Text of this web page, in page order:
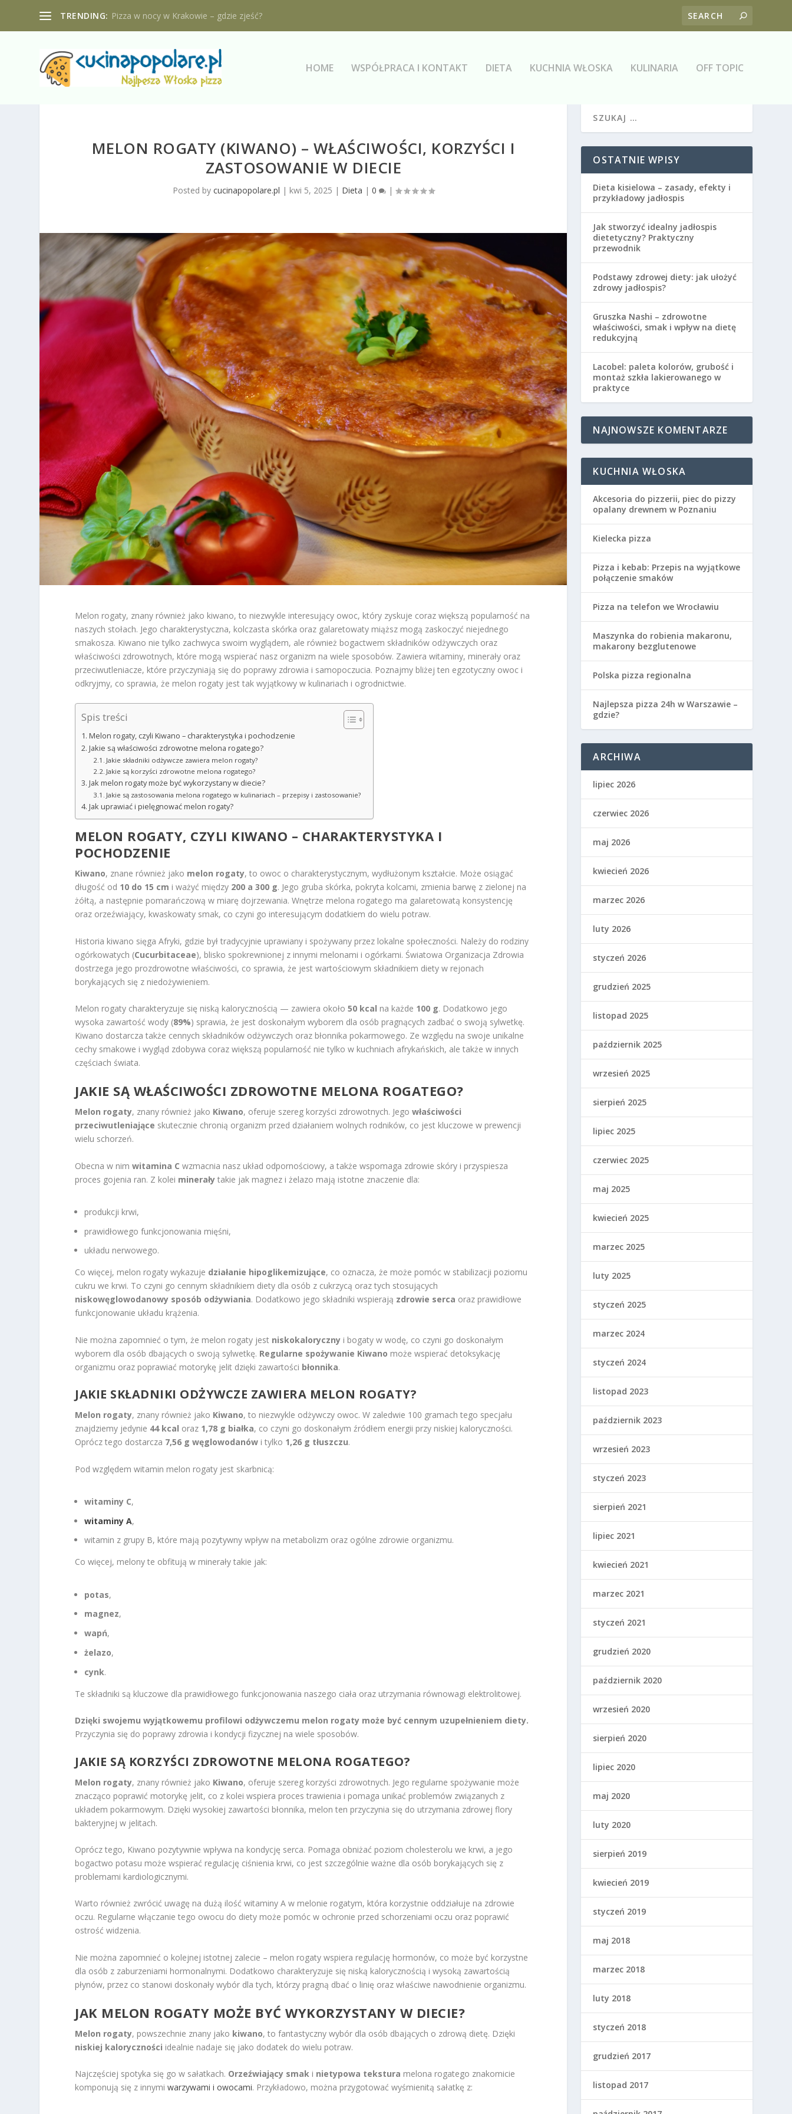
TRENDING: Pizza w nocy w Krakowie – gdzie zjeść?
HOME WSPÓŁPRACA I KONTAKT DIETA KUCHNIA WŁOSKA KULINARIA OFF TOPIC
MELON ROGATY (KIWANO) – WŁAŚCIWOŚCI, KORZYŚCI I
ZASTOSOWANIE W DIECIE
Posted by cucinapopolare.pl | kwi 5, 2025 | Dieta | 0 |
Melon rogaty, znany również jako kiwano, to niezwykle interesujący owoc, który zyskuje coraz większą popularność na
naszych stołach. Jego charakterystyczna, kolczasta skórka oraz galaretowaty miąższ mogą zaskoczyć niejednego
smakosza. Kiwano nie tylko zachwyca swoim wyglądem, ale również bogactwem składników odżywczych oraz
właściwości zdrowotnych, które mogą wspierać nasz organizm na wiele sposobów. Zawiera witaminy, minerały oraz
przeciwutleniacze, które przyczyniają się do poprawy zdrowia i samopoczucia. Poznajmy bliżej ten egzotyczny owoc i
odkryjmy, co sprawia, że melon rogaty jest tak wyjątkowy w kulinariach i ogrodnictwie.
Spis treści
Melon rogaty, czyli Kiwano – charakterystyka i pochodzenie
Jakie są właściwości zdrowotne melona rogatego?
Jakie składniki odżywcze zawiera melon rogaty?
Jakie są korzyści zdrowotne melona rogatego?
Jak melon rogaty może być wykorzystany w diecie?
Jakie są zastosowania melona rogatego w kulinariach – przepisy i zastosowanie?
Jak uprawiać i pielęgnować melon rogaty?
MELON ROGATY, CZYLI KIWANO – CHARAKTERYSTYKA I
POCHODZENIE
Kiwano, znane również jako melon rogaty, to owoc o charakterystycznym, wydłużonym kształcie. Może osiągać
długość od 10 do 15 cm i ważyć między 200 a 300 g. Jego gruba skórka, pokryta kolcami, zmienia barwę z zielonej na
żółtą, a następnie pomarańczową w miarę dojrzewania. Wnętrze melona rogatego ma galaretowatą konsystencję
oraz orzeźwiający, kwaskowaty smak, co czyni go interesującym dodatkiem do wielu potraw.
Historia kiwano sięga Afryki, gdzie był tradycyjnie uprawiany i spożywany przez lokalne społeczności. Należy do rodziny
ogórkowatych (Cucurbitaceae), blisko spokrewnionej z innymi melonami i ogórkami. Światowa Organizacja Zdrowia
dostrzega jego prozdrowotne właściwości, co sprawia, że jest wartościowym składnikiem diety w rejonach
borykających się z niedożywieniem.
Melon rogaty charakteryzuje się niską kalorycznością — zawiera około50 kcal na każde 100 g. Dodatkowo jego
wysoka zawartość wody (89%) sprawia, że jest doskonałym wyborem dla osób pragnących zadbać o swoją sylwetkę.
Kiwano dostarcza także cennych składników odżywczych oraz błonnika pokarmowego. Ze względu na swoje unikalne
cechy smakowe i wygląd zdobywa coraz większą popularność nie tylko w kuchniach afrykańskich, ale także w innych
częściach świata.
JAKIE SĄ WŁAŚCIWOŚCI ZDROWOTNE MELONA ROGATEGO?
Melon rogaty, znany również jako Kiwano, oferuje szereg korzyści zdrowotnych. Jegowłaściwości
przeciwutleniające skutecznie chronią organizm przed działaniem wolnych rodników, co jest kluczowe w prewencji
wielu schorzeń.
Obecna w nimwitamina C wzmacnia nasz układ odpornościowy, a także wspomaga zdrowie skóry i przyspiesza
proces gojenia ran. Z kolei minerały takie jak magnez i żelazo mają istotne znaczenie dla:
produkcji krwi,
prawidłowego funkcjonowania mięśni,
układu nerwowego.
Co więcej, melon rogaty wykazuje działanie hipoglikemizujące, co oznacza, że może pomóc w stabilizacji poziomu
cukru we krwi. To czyni go cennym składnikiem diety dla osób z cukrzycą oraz tych stosujących
niskowęglowodanowy sposób odżywiania. Dodatkowo jego składniki wspierają zdrowie serca oraz prawidłowe
funkcjonowanie układu krążenia.
Nie można zapomnieć o tym, że melon rogaty jest niskokaloryczny i bogaty w wodę, co czyni go doskonałym
wyborem dla osób dbających o swoją sylwetkę. Regularne spożywanie Kiwano może wspierać detoksykację
organizmu oraz poprawiać motorykę jelit dzięki zawartości błonnika.
JAKIE SKŁADNIKI ODŻYWCZE ZAWIERA MELON ROGATY?
Melon rogaty, znany również jako Kiwano, to niezwykle odżywczy owoc. W zaledwie 100 gramach tego specjału
znajdziemy jedynie 44 kcal oraz 1,78 g białka, co czyni go doskonałym źródłem energii przy niskiej kaloryczności.
Oprócz tego dostarcza 7,56 g węglowodanów i tylko 1,26 g tłuszczu.
Pod względem witamin melon rogaty jest skarbnicą:
witaminy C,
witaminy A,
witamin z grupy B, które mają pozytywny wpływ na metabolizm oraz ogólne zdrowie organizmu.
Co więcej, melony te obfitują w minerały takie jak:
potas,
magnez,
wapń,
żelazo,
cynk.
Te składniki są kluczowe dla prawidłowego funkcjonowania naszego ciała oraz utrzymania równowagi elektrolitowej.
Dzięki swojemu wyjątkowemu profilowi odżywczemu melon rogaty może być cennym uzupełnieniem diety.
Przyczynia się do poprawy zdrowia i kondycji fizycznej na wiele sposobów.
JAKIE SĄ KORZYŚCI ZDROWOTNE MELONA ROGATEGO?
Melon rogaty, znany również jako Kiwano, oferuje szereg korzyści zdrowotnych. Jego regularne spożywanie może
znacząco poprawić motorykę jelit, co z kolei wspiera proces trawienia i pomaga unikać problemów związanych z
układem pokarmowym. Dzięki wysokiej zawartości błonnika, melon ten przyczynia się do utrzymania zdrowej flory
bakteryjnej w jelitach.
Oprócz tego, Kiwano pozytywnie wpływa na kondycję serca. Pomaga obniżać poziom cholesterolu we krwi, a jego
bogactwo potasu może wspierać regulację ciśnienia krwi, co jest szczególnie ważne dla osób borykających się z
problemami kardiologicznymi.
Warto również zwrócić uwagę na dużą ilość witaminy A w melonie rogatym, która korzystnie oddziałuje na zdrowie
oczu. Regularne włączanie tego owocu do diety może pomóc w ochronie przed schorzeniami oczu oraz poprawić
ostrość widzenia.
Nie można zapomnieć o kolejnej istotnej zalecie – melon rogaty wspiera regulację hormonów, co może być korzystne
dla osób z zaburzeniami hormonalnymi. Dodatkowo charakteryzuje się niską kalorycznością i wysoką zawartością
płynów, przez co stanowi doskonały wybór dla tych, którzy pragną dbać o linię oraz właściwe nawodnienie organizmu.
JAK MELON ROGATY MOŻE BYĆ WYKORZYSTANY W DIECIE?
Melon rogaty, powszechnie znany jako kiwano, to fantastyczny wybór dla osób dbających o zdrową dietę. Dzięki
niskiej kaloryczności idealnie nadaje się jako dodatek do wielu potraw.
Najczęściej spotyka się go w sałatkach. Orzeźwiający smak i nietypowa tekstura melona rogatego znakomicie
komponują się z innymiwarzywami i owocami. Przykładowo, można przygotować wyśmienitą sałatkę z:
OSTATNIE WPISY
Dieta kisielowa – zasady, efekty i
przykładowy jadłospis
Jak stworzyć idealny jadłospis
dietetyczny? Praktyczny
przewodnik
Podstawy zdrowej diety: jak ułożyć
zdrowy jadłospis?
Gruszka Nashi – zdrowotne
właściwości, smak i wpływ na dietę
redukcyjną
Lacobel: paleta kolorów, grubość i
montaż szkła lakierowanego w
praktyce
NAJNOWSZE KOMENTARZE
KUCHNIA WŁOSKA
Akcesoria do pizzerii, piec do pizzy
opalany drewnem w Poznaniu
Kielecka pizza
Pizza i kebab: Przepis na wyjątkowe
połączenie smaków
Pizza na telefon we Wrocławiu
Maszynka do robienia makaronu,
makarony bezglutenowe
Polska pizza regionalna
Najlepsza pizza 24h w Warszawie –
gdzie?
ARCHIWA
lipiec 2026
czerwiec 2026
maj 2026
kwiecień 2026
marzec 2026
luty 2026
styczeń 2026
grudzień 2025
listopad 2025
październik 2025
wrzesień 2025
sierpień 2025
lipiec 2025
czerwiec 2025
maj 2025
kwiecień 2025
marzec 2025
luty 2025
styczeń 2025
marzec 2024
styczeń 2024
listopad 2023
październik 2023
wrzesień 2023
styczeń 2023
sierpień 2021
lipiec 2021
kwiecień 2021
marzec 2021
styczeń 2021
grudzień 2020
październik 2020
wrzesień 2020
sierpień 2020
lipiec 2020
maj 2020
luty 2020
sierpień 2019
kwiecień 2019
styczeń 2019
maj 2018
marzec 2018
luty 2018
styczeń 2018
grudzień 2017
listopad 2017